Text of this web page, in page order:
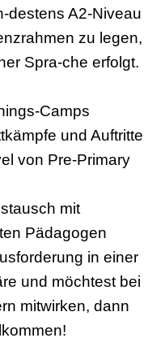
destens A2-Niveau
zu legen,
Spra-che erfolgt.
Camps
und Auftritte
von Pre-Primary
mit
Pädagogen
in einer
und möchtest bei
mitwirken, dann